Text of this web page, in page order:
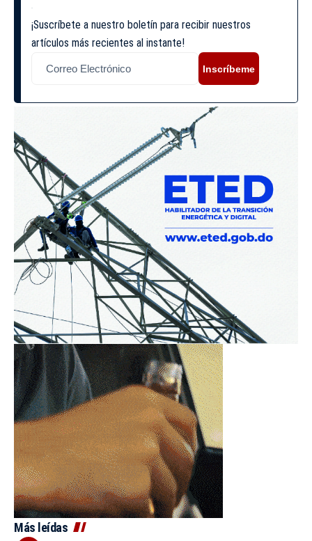
¡Suscríbete a nuestro boletín para recibir nuestros
artículos más recientes al instante!
Inscríbeme
Más leídas